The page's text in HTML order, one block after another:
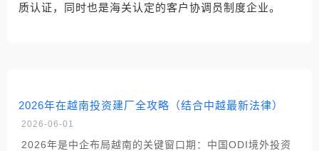
质认证，同时也是海关认定的客户协调员制度企业。
2026年在越南投资建厂全攻略（结合中越最新法律）
2026-06-01
2026年是中企布局越南的关键窗口期：中国ODI境外投资